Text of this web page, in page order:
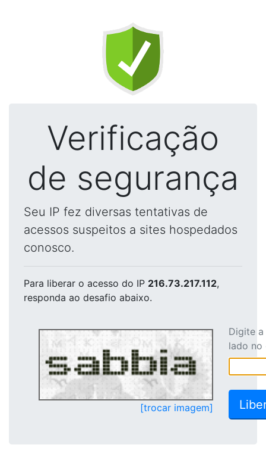
Verificação
de segurança
Seu IP fez diversas tentativas de
acessos suspeitos a sites hospedados
conosco.
Para liberar o acesso do IP 216.73.217.112,
responda ao desafio abaixo.
[trocar imagem]
Digite
lado no